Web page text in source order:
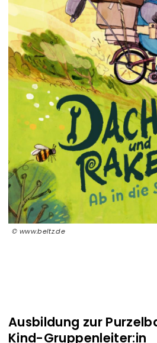
www.beltz.de
Ausbildung zur
Kind-Gruppenleiter:in